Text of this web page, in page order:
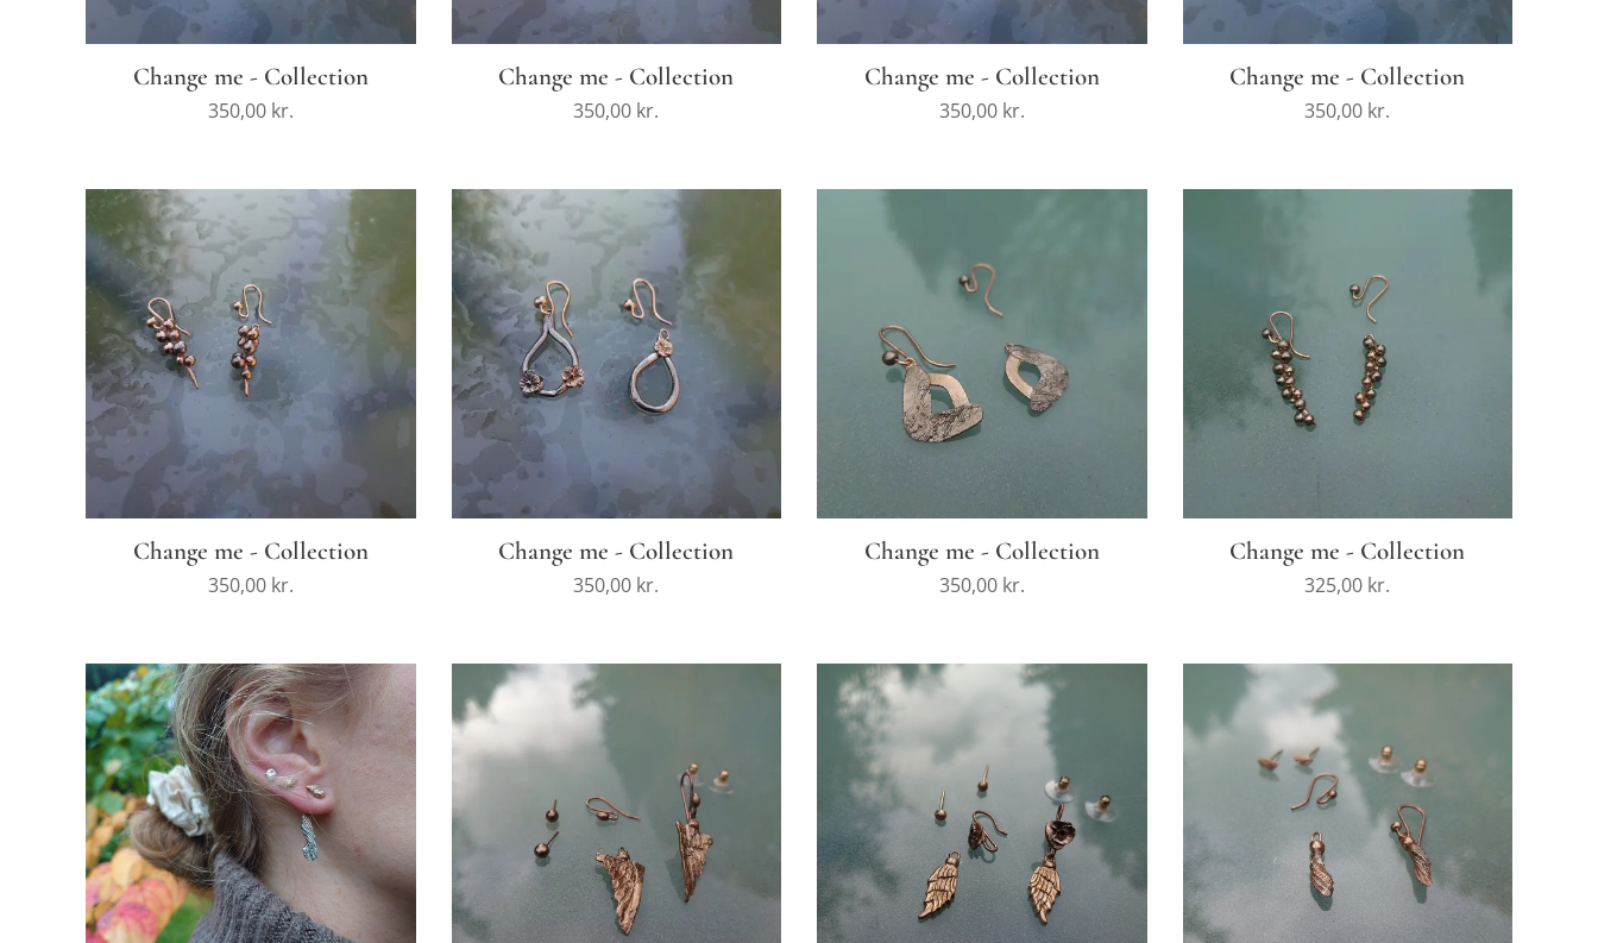
Change me - Collection
350,00kr.
Change me - Collection
350,00 kr.
Change me - Collection
350,00kr.
Change me - Collection
350,00 kr.
Change me - Collection
350,00kr.
Change me - Collection
350,00 kr.
Change me - Collection
350,00kr.
Change me - Collection
325,00 kr.